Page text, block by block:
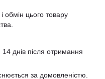
обмін цього товару
днів після отримання
за домовленістю.